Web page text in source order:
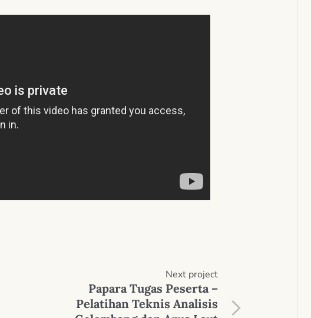
Next project
Papara Tugas Peserta –
Pelatihan Teknis Analisis